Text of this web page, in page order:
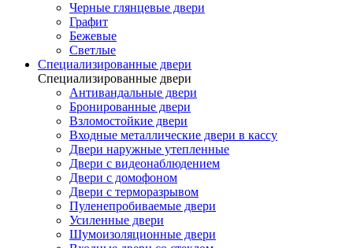
Черные глянцевые двери
Графит
Бежевые
Светлые
Специализированные двери
Специализированные двери
Антивандальные двери
Бронированные двери
Взломостойкие двери
Входные металлические двери в кассу
Двери наружные утепленные
Двери с видеонаблюдением
Двери с домофоном
Двери с терморазрывом
Пуленепробиваемые двери
Усиленные двери
Шумоизоляционные двери